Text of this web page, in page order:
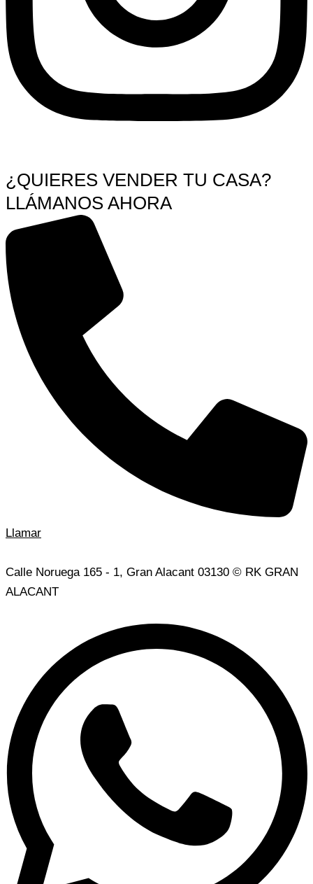
¿QUIERES VENDER TU CASA?
LLÁMANOS AHORA
Llamar
Calle Noruega 165 - 1, Gran Alacant 03130 © RK GRAN
ALACANT